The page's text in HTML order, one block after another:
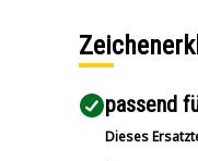
passend
Dieses